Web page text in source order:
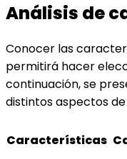
Análisis de
Conocer las
permitirá hacer
continuación, se
distintos aspectos
Características